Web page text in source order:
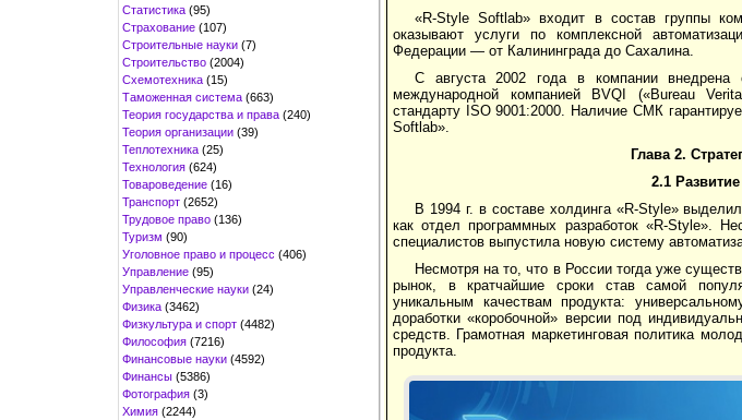
Статистика (95)
Страхование (107)
Строительные науки (7)
Строительство (2004)
Схемотехника (15)
Таможенная система (663)
Теория государства и права (240)
Теория организации (39)
Теплотехника (25)
Технология (624)
Товароведение (16)
Транспорт (2652)
Трудовое право (136)
Туризм (90)
Уголовное право и процесс (406)
Управление (95)
Управленческие науки (24)
Физика (3462)
Физкультура и спорт (4482)
Философия (7216)
Финансовые науки (4592)
Финансы (5386)
Фотография (3)
Химия (2244)
«R-Style Softlab» входит в состав группы
оказывают услуги по комплексной
Федерации — от Калининграда до Сахалина.
С августа 2002 года в компании внедрена
международной компанией BVQI («Bureau
стандарту ISO 9001:2000. Наличие СМК
Softlab».
Глава 2.
2.1
В 1994 г. в составе холдинга «R-Style»
как отдел программных разработок «R-Style».
специалистов выпустила новую систему
Несмотря на то, что в России тогда уже
рынок, в кратчайшие сроки став самой
уникальным качествам продукта:
доработки «коробочной» версии под
средств. Грамотная маркетинговая политика
продукта.